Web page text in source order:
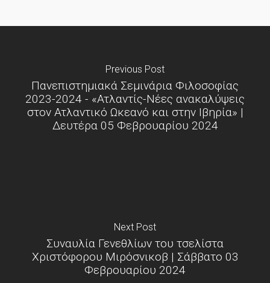
Previous Post
Πανεπιστημιακά Σεμινάρια Φιλοσοφίας
2023-2024 - «Ατλαντίς-Νέες ανακαλύψεις
στον Ατλαντικό Ωκεανό και στην Ιβηρία» |
Δευτέρα 05 Φεβρουαρίου 2024
Next Post
Συναυλία Γενεθλίων του τσελίστα
Χριστόφορου Μιρόσνικοβ | Σάββατο 03
Φεβρουαρίου 2024